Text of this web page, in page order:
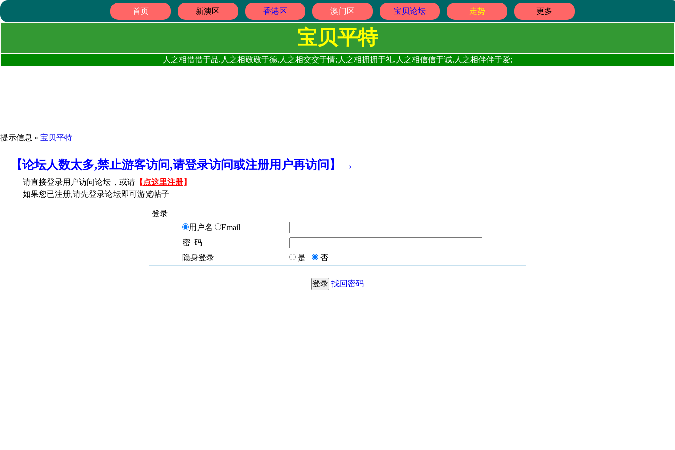
首页 新澳区 香港区 澳门区 宝贝论坛 走势 更多
宝贝平特
人之相惜惜于品,人之相敬敬于德,人之相交交于情;人之相拥拥于礼,人之相信信于诚,人之相伴伴于爱;
提示信息 » 宝贝平特
【论坛人数太多,禁止游客访问,请登录访问或注册用户再访问】→
请直接登录用户访问论坛，或请 【 点这里注册】
如果您已注册,请先登录论坛即可游览帖子
登录
用户名
Email
密 码
隐身登录
是 否
找回密码